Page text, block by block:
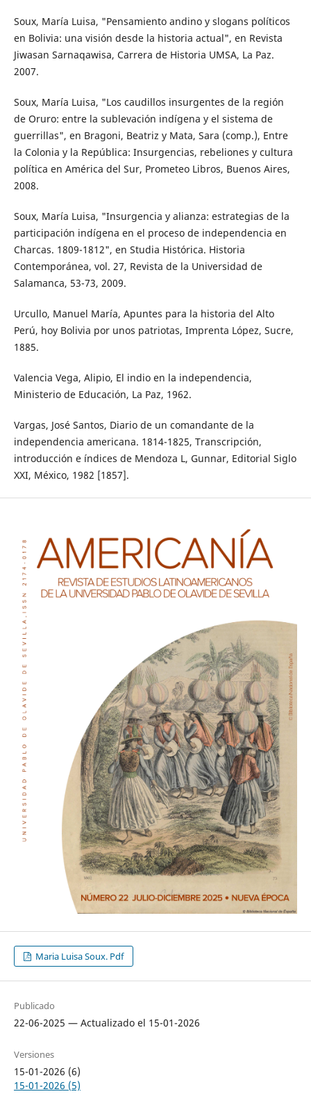
Soux, María Luisa, "Pensamiento andino y slogans políticos
en Bolivia: una visión desde la historia actual", en Revista
Jiwasan Sarnaqawisa, Carrera de Historia UMSA, La Paz.
2007.
Soux, María Luisa, "Los caudillos insurgentes de la región
de Oruro: entre la sublevación indígena y el sistema de
guerrillas", en Bragoni, Beatriz y Mata, Sara (comp.), Entre
la Colonia y la República: Insurgencias, rebeliones y cultura
política en América del Sur, Prometeo Libros, Buenos Aires,
2008.
Soux, María Luisa, "Insurgencia y alianza: estrategias de la
participación indígena en el proceso de independencia en
Charcas. 1809-1812", en Studia Histórica. Historia
Contemporánea, vol. 27, Revista de la Universidad de
Salamanca, 53-73, 2009.
Urcullo, Manuel María, Apuntes para la historia del Alto
Perú, hoy Bolivia por unos patriotas, Imprenta López, Sucre,
1885.
Valencia Vega, Alipio, El indio en la independencia,
Ministerio de Educación, La Paz, 1962.
Vargas, José Santos, Diario de un comandante de la
independencia americana. 1814-1825, Transcripción,
introducción e índices de Mendoza L, Gunnar, Editorial Siglo
XXI, México, 1982 [1857].
Maria Luisa Soux. Pdf
Publicado
22-06-2025 — Actualizado el 15-01-2026
Versiones
15-01-2026 (6)
15-01-2026 (5)